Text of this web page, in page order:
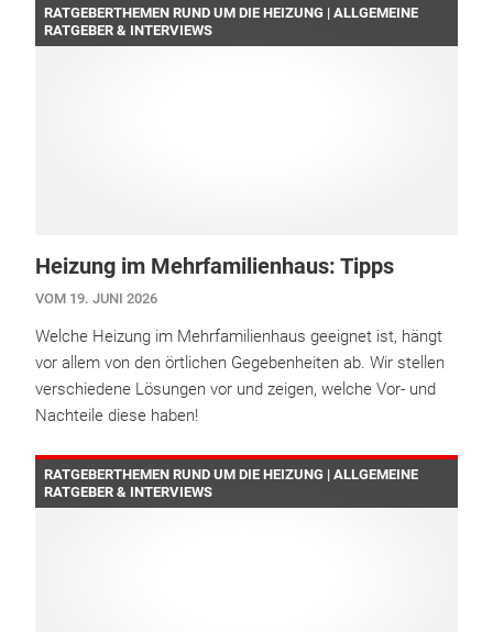
RATGEBERTHEMEN RUND UM DIE HEIZUNG | ALLGEMEINE
RATGEBER & INTERVIEWS
Heizung im Mehrfamilienhaus: Tipps
VOM 19. JUNI 2026
Welche Heizung im Mehrfamilienhaus geeignet ist, hängt
vor allem von den örtlichen Gegebenheiten ab. Wir stellen
verschiedene Lösungen vor und zeigen, welche Vor- und
Nachteile diese haben!
RATGEBERTHEMEN RUND UM DIE HEIZUNG | ALLGEMEINE
RATGEBER & INTERVIEWS